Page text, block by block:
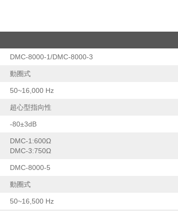
DMC-8000-1/DMC-8000-3
動圈式
50~16,000 Hz
超心型指向性
-80±3dB
DMC-1:600Ω
DMC-3:750Ω
DMC-8000-5
動圈式
50~16,500 Hz